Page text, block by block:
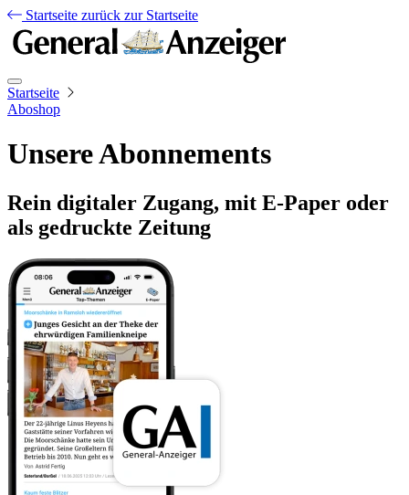
Startseite zurück zur Startseite
Startseite
Aboshop
Unsere Abonnements
Rein digitaler Zugang, mit E-Paper oder
als gedruckte Zeitung